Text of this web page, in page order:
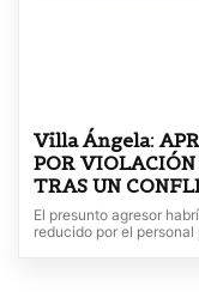
Villa Ángela:
POR
TRAS UN
El presunto agresor
reducido por el